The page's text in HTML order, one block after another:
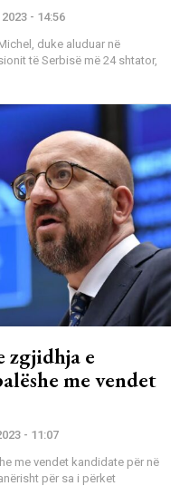
- 14:56
duke aluduar në
të Serbisë më 24 shtator,
zgjidhja e
me vendet
- 11:07
me vendet kandidate për në
për sa i përket